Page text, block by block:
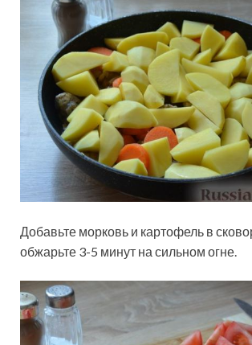
Добавьте морковь и картофель в
обжарьте 3-5 минут на сильном огне.